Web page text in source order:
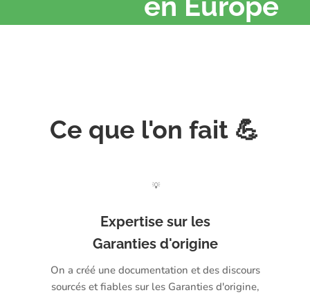
Ce que l'on fait 💪
💡
Expertise sur les
Garanties d'origine
On a créé une documentation et des discours
sourcés et fiables sur les Garanties d'origine,